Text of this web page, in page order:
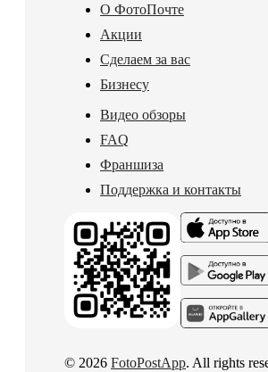
О ФотоПочте
Акции
Сделаем за вас
Бизнесу
Видео обзоры
FAQ
Франшиза
Поддержка и контакты
© 2026 FotoPostApp. All rights